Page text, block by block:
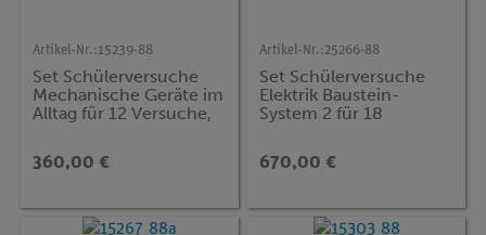
Artikel-Nr.:15239-88
Set Schülerversuche
Mechanische Geräte im
Alltag für 12 Versuche,
und Technik NT-MEC
360,00 €
Artikel-Nr.:25266-88
Set Schülerversuche
Elektrik Baustein-
System 2 für 18
advanced Physik EB-
IND
670,00 €